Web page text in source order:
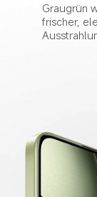
Graugrün
frischer,